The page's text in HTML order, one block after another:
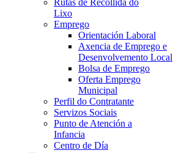
Lixo
Emprego
Orientación Laboral
Axencia de Emprego e
Desenvolvemento Local
Bolsa de Emprego
Oferta Emprego
Municipal
Perfil do Contratante
Servizos Sociais
Punto de Atención a
Infancia
Centro de Día